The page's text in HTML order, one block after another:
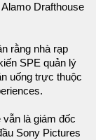
Drafthouse
rằng nhà rạp
SPE quản lý
uống trực thuộc
là giám đốc
Sony Pictures